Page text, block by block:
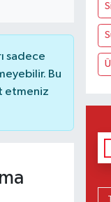
sadece
Bu
etmeniz